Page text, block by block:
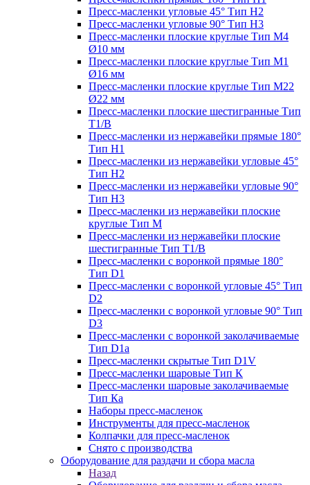
Пресс-масленки угловые 45° Тип H2
Пресс-масленки угловые 90° Тип H3
Пресс-масленки плоские круглые Тип M4
Ø10 мм
Пресс-масленки плоские круглые Тип M1
Ø16 мм
Пресс-масленки плоские круглые Тип M22
Ø22 мм
Пресс-масленки плоские шестигранные Тип
T1/B
Пресс-масленки из нержавейки прямые 180°
Тип H1
Пресс-масленки из нержавейки угловые 45°
Тип H2
Пресс-масленки из нержавейки угловые 90°
Тип H3
Пресс-масленки из нержавейки плоские
круглые Тип M
Пресс-масленки из нержавейки плоские
шестигранные Тип T1/B
Пресс-масленки с воронкой прямые 180°
Тип D1
Пресс-масленки с воронкой угловые 45° Тип
D2
Пресс-масленки с воронкой угловые 90° Тип
D3
Пресс-масленки с воронкой заколачиваемые
Тип D1a
Пресс-масленки скрытые Тип D1V
Пресс-масленки шаровые Тип К
Пресс-масленки шаровые заколачиваемые
Тип Кa
Наборы пресс-масленок
Инструменты для пресс-масленок
Колпачки для пресс-масленок
Снято с производства
Оборудование для раздачи и сбора масла
Назад